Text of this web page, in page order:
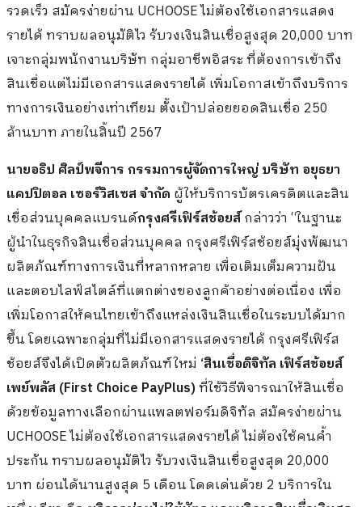
รวดเร็ว สมัครง่ายผ่าน UCHOOSE ไม่ต้องใช้เอกสารแสดง
รายได้ ทราบผลอนุมัติไว รับวงเงินสินเชื่อสูงสุด 20,000 บาท
เจาะกลุ่มพนักงานบริษัท กลุ่มอาชีพอิสระ ที่ต้องการเข้าถึง
สินเชื่อแต่ไม่มีเอกสารแสดงรายได้ เพิ่มโอกาสเข้าถึงบริการ
ทางการเงินอย่างเท่าเทียม ตั้งเป้าปล่อยยอดสินเชื่อ 250
ล้านบาท ภายในสิ้นปี 2567
นายอธิป ศิลป์พจีการ กรรมการผู้จัดการใหญ่ บริษัท อยุธยา
แคปปิตอล เซอร์วิสเซส จำกัด ผู้ให้บริการบัตรเครดิตและสิน
เชื่อส่วนบุคคลแบรนด์กรุงศรีเฟิร์สช้อยส์กล่าวว่า “ในฐานะ
ผู้นำในธุรกิจสินเชื่อส่วนบุคคล กรุงศรีเฟิร์สช้อยส์มุ่งพัฒนา
ผลิตภัณฑ์ทางการเงินที่หลากหลาย เพื่อเติมเต็มความฝัน
และตอบไลฟ์สไตล์ที่แตกต่างของลูกค้าอย่างต่อเนื่อง เพื่อ
เพิ่มโอกาสให้คนไทยเข้าถึงแหล่งเงินสินเชื่อในระบบได้มาก
ขึ้น โดยเฉพาะกลุ่มที่ไม่มีเอกสารแสดงรายได้ กรุงศรีเฟิร์ส
ช้อยส์จึงได้เปิดตัวผลิตภัณฑ์ใหม่ ‘สินเชื่อดิจิทัล เฟิร์สช้อยส์
เพย์พลัส (First Choice PayPlus)ที่ใช้วิธีพิจารณาให้สินเชื่อ
ด้วยข้อมูลทางเลือกผ่านแพลตฟอร์มดิจิทัล สมัครง่ายผ่าน
UCHOOSE ไม่ต้องใช้เอกสารแสดงรายได้ ไม่ต้องใช้คนค้ำ
ประกัน ทราบผลอนุมัติไว รับวงเงินสินเชื่อสูงสุด 20,000
บาท ผ่อนได้นานสูงสุด 5 เดือน โดดเด่นด้วย 2 บริการใน